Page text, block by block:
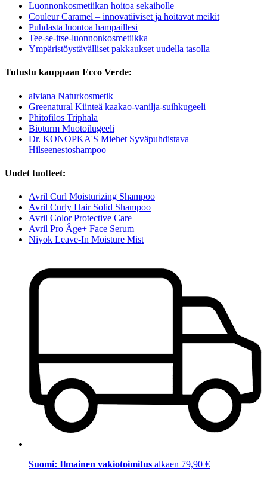
Luonnonkosmetiikan hoitoa sekaiholle
Couleur Caramel – innovatiiviset ja hoitavat meikit
Puhdasta luontoa hampaillesi
Tee-se-itse-luonnonkosmetiikka
Ympäristöystävälliset pakkaukset uudella tasolla
Tutustu kauppaan Ecco Verde:
alviana Naturkosmetik
Greenatural Kiinteä kaakao-vanilja-suihkugeeli
Phitofilos Triphala
Bioturm Muotoilugeeli
Dr. KONOPKA'S Miehet Syväpuhdistava
Hilseenestoshampoo
Uudet tuotteet:
Avril Curl Moisturizing Shampoo
Avril Curly Hair Solid Shampoo
Avril Color Protective Care
Avril Pro Âge+ Face Serum
Niyok Leave-In Moisture Mist
Suomi: Ilmainen vakiotoimitus alkaen 79,90 €